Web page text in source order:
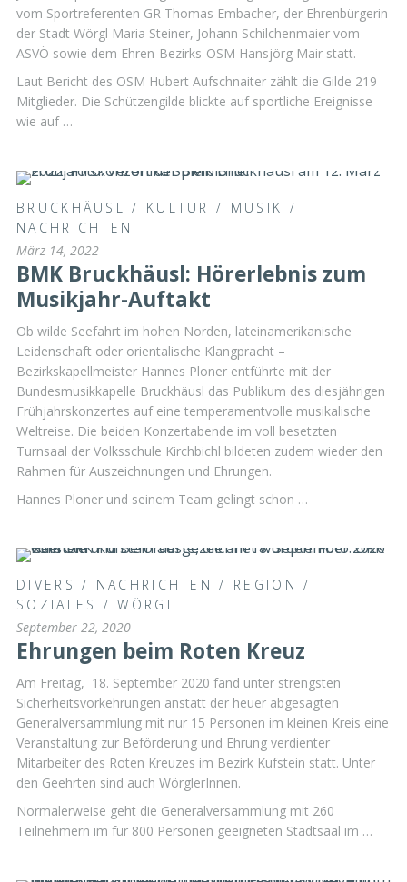
vom Sportreferenten GR Thomas Embacher, der Ehrenbürgerin
der Stadt Wörgl Maria Steiner, Johann Schilchenmaier vom
ASVÖ sowie dem Ehren-Bezirks-OSM Hansjörg Mair statt.
Laut Bericht des OSM Hubert Aufschnaiter zählt die Gilde 219
Mitglieder. Die Schützengilde blickte auf sportliche Ereignisse
wie auf …
BRUCKHÄUSL / KULTUR / MUSIK /
NACHRICHTEN
März 14, 2022
BMK Bruckhäusl: Hörerlebnis zum
Musikjahr-Auftakt
Ob wilde Seefahrt im hohen Norden, lateinamerikanische
Leidenschaft oder orientalische Klangpracht –
Bezirkskapellmeister Hannes Ploner entführte mit der
Bundesmusikkapelle Bruckhäusl das Publikum des diesjährigen
Frühjahrskonzertes auf eine temperamentvolle musikalische
Weltreise. Die beiden Konzertabende im voll besetzten
Turnsaal der Volksschule Kirchbichl bildeten zudem wieder den
Rahmen für Auszeichnungen und Ehrungen.
Hannes Ploner und seinem Team gelingt schon …
DIVERS / NACHRICHTEN / REGION /
SOZIALES
/WÖRGL
September 22, 2020
Ehrungen beim Roten Kreuz
Am Freitag, 18. September 2020 fand unter strengsten
Sicherheitsvorkehrungen anstatt der heuer abgesagten
Generalversammlung mit nur 15 Personen im kleinen Kreis eine
Veranstaltung zur Beförderung und Ehrung verdienter
Mitarbeiter des Roten Kreuzes im Bezirk Kufstein statt. Unter
den Geehrten sind auch WörglerInnen.
Normalerweise geht die Generalversammlung mit 260
Teilnehmern im für 800 Personen geeigneten Stadtsaal im …